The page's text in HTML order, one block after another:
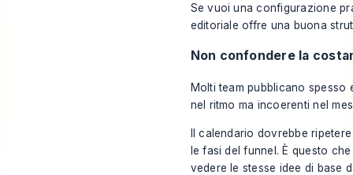
Se vuoi una configurazione
editoriale offre una buona
Non confondere la
Molti team pubblicano
nel ritmo ma incoerenti nel
Il calendario dovrebbe
le fasi del funnel. È questo
vedere le stesse idee di base